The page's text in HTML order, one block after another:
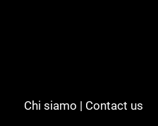
Chi siamo | Contact us